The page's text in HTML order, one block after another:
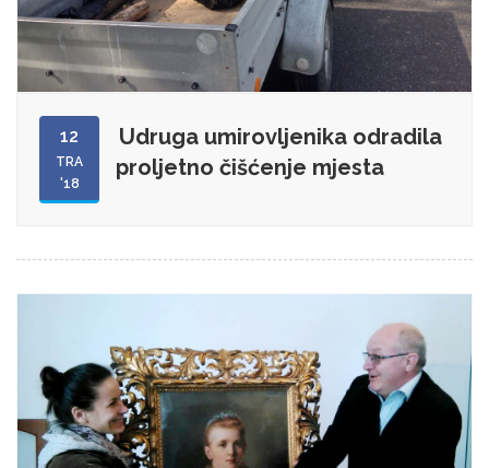
12
TRA
'18
Udruga umirovljenika odradila
proljetno čišćenje mjesta